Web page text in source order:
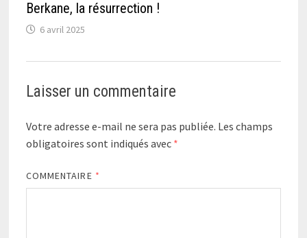
Berkane, la résurrection !
6 avril 2025
Laisser un commentaire
Votre adresse e-mail ne sera pas publiée. Les champs
obligatoires sont indiqués avec *
COMMENTAIRE *